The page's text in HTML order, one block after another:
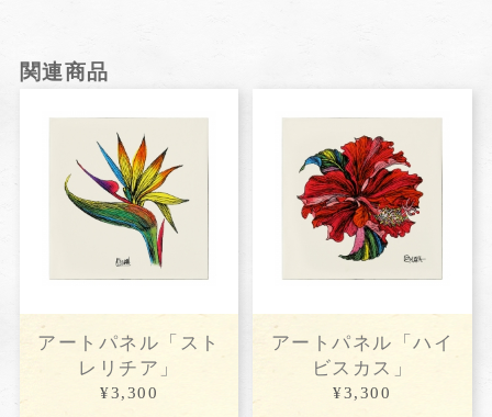
関連商品
アートパネル「スト
レリチア」
¥3,300
アートパネル「ハイ
ビスカス」
¥3,300